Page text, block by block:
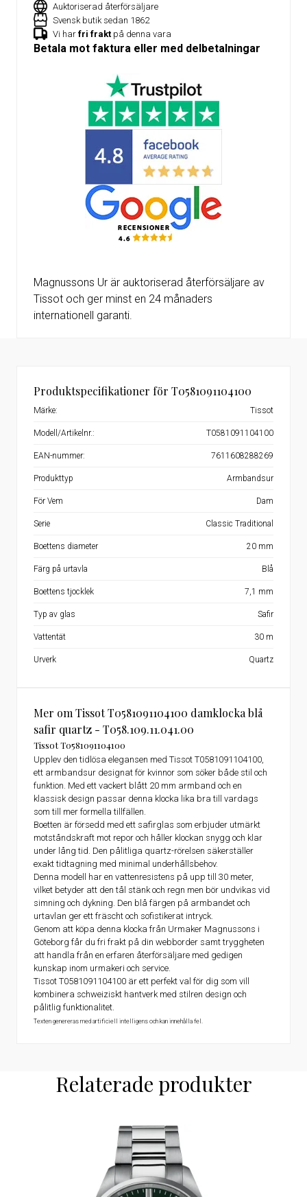
Auktoriserad återförsäljare
Svensk butik sedan 1862
Vi har fri frakt på denna vara
Betala mot faktura eller med delbetalningar
Magnussons Ur är auktoriserad återförsäljare av
Tissot och ger minst en 24 månaders
internationell garanti.
Mer om Tissot T0581091104100 damklocka blå
safir quartz - T058.109.11.041.00
Tissot T0581091104100
Upplev den tidlösa elegansen med Tissot T0581091104100,
ett armbandsur designat för kvinnor som söker både stil och
funktion. Med ett vackert blått 20 mm armband och en
klassisk design passar denna klocka lika bra till vardags
som till mer formella tillfällen.
Boetten är försedd med ett safirglas som erbjuder utmärkt
motståndskraft mot repor och håller klockan snygg och klar
under lång tid. Den pålitliga quartz-rörelsen säkerställer
exakt tidtagning med minimal underhållsbehov.
Denna modell har en vattenresistens på upp till 30 meter,
vilket betyder att den tål stänk och regn men bör undvikas vid
simning och dykning. Den blå färgen på armbandet och
urtavlan ger ett fräscht och sofistikerat intryck.
Genom att köpa denna klocka från Urmaker Magnussons i
Göteborg får du fri frakt på din webborder samt tryggheten
att handla från en erfaren återförsäljare med gedigen
kunskap inom urmakeri och service.
Tissot T0581091104100 är ett perfekt val för dig som vill
kombinera schweiziskt hantverk med stilren design och
pålitlig funktionalitet.
Texten genereras med artificiell intelligens och kan innehålla fel.
Produktspecifikationer för T0581091104100
Märke: Tissot
Modell/Artikelnr.: T0581091104100
EAN-nummer: 7611608288269
Produkttyp Armbandsur
För Vem Dam
Serie Classic Traditional
Boettens diameter 20 mm
Färg på urtavla Blå
Boettens tjocklek 7,1 mm
Typ av glas Safir
Vattentät 30 m
Urverk Quartz
Relaterade produkter